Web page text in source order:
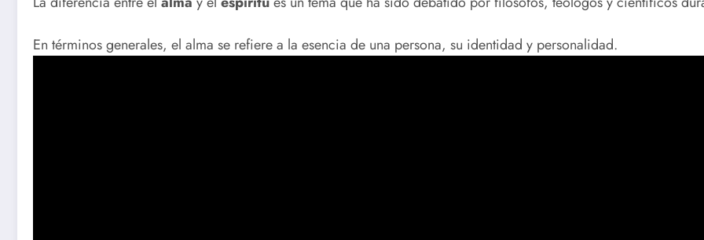
En términos generales, el alma se refiere a la esencia de una persona, su identidad y personalidad.